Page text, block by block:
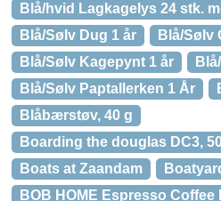
Blå/hvid Lagkagelys 24 stk.
Blå/Sølv Dug 1 år
Blå/Sølv
Blå/Sølv Kagepynt 1 år
Blå/Sølv Paptallerken 1 År
Blåbærstøv, 40 g
Boarding the douglas DC3,
Boats at Zaandam
BOB HOME Espresso